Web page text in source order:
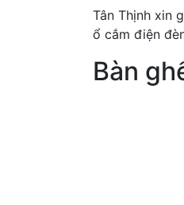
Tân Thịnh xin
ổ cắm điện
Bàn